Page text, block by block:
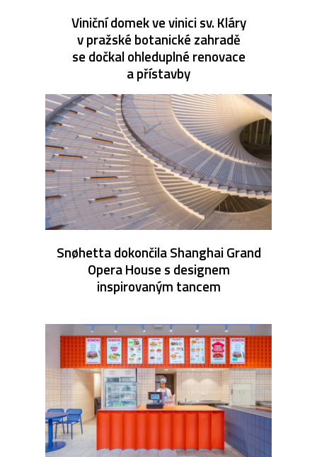
Viniční domek ve vinici sv. Kláry
v pražské botanické zahradě
se dočkal ohleduplné renovace
a přístavby
Snøhetta dokončila Shanghai Grand
Opera House s designem
inspirovaným tancem